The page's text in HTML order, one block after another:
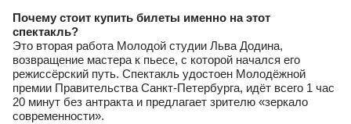
Почему стоит купить билеты именно на этот
спектакль?
Это вторая работа Молодой студии Льва Додина,
возвращение мастера к пьесе, с которой начался его
режиссёрский путь. Спектакль удостоен Молодёжной
премии Правительства Санкт-Петербурга, идёт всего 1 час
20 минут без антракта и предлагает зрителю «зеркало
современности».